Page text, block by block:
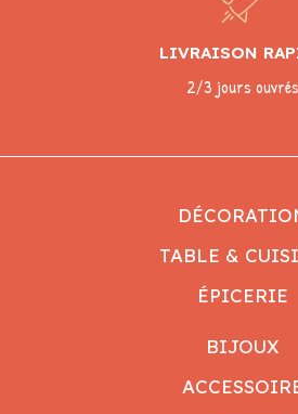
LIVRAISON
2/3 jours ouvrés
TABLE &
ÉPICERIE
BIJOUX